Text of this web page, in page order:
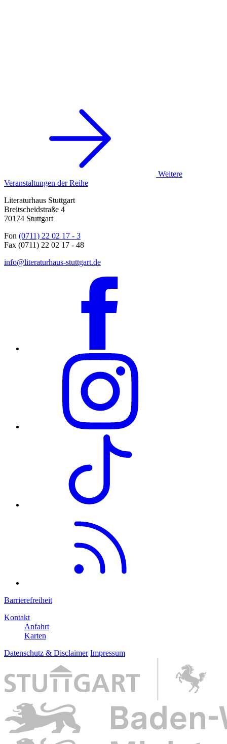
Weitere
Veranstaltungen der Reihe
Literaturhaus Stuttgart
Breitscheidstraße 4
70174 Stuttgart
Fon (0711) 22 02 17 - 3
Fax (0711) 22 02 17 - 48
info@literaturhaus-stuttgart.de
Barrierefreiheit
Kontakt
Anfahrt
Karten
Datenschutz & Disclaimer Impressum